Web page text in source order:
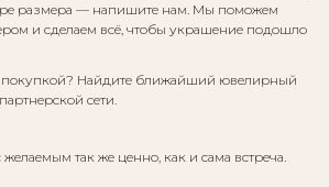
размера — напишите нам. Мы поможем
и сделаем всё, чтобы украшение подошло
покупкой? Найдите ближайший ювелирный
сети.
так же ценно, как и сама встреча.